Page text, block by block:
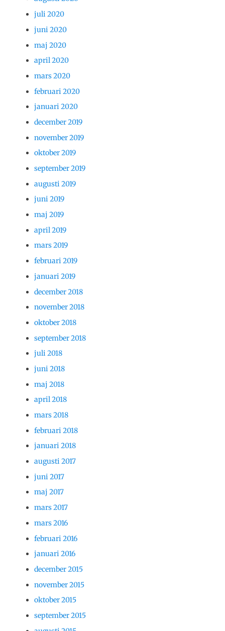
juli 2020
juni 2020
maj 2020
april 2020
mars 2020
februari 2020
januari 2020
december 2019
november 2019
oktober 2019
september 2019
augusti 2019
juni 2019
maj 2019
april 2019
mars 2019
februari 2019
januari 2019
december 2018
november 2018
oktober 2018
september 2018
juli 2018
juni 2018
maj 2018
april 2018
mars 2018
februari 2018
januari 2018
augusti 2017
juni 2017
maj 2017
mars 2017
mars 2016
februari 2016
januari 2016
december 2015
november 2015
oktober 2015
september 2015